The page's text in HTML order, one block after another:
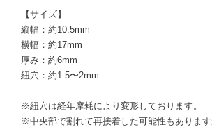
【サイズ】
縦幅：約10.5mm
横幅：約17mm
厚み：約6mm
紐穴：約1.5〜2mm
※紐穴は経年摩耗により変形しております。
※中央部で割れて再接着した可能性もあります